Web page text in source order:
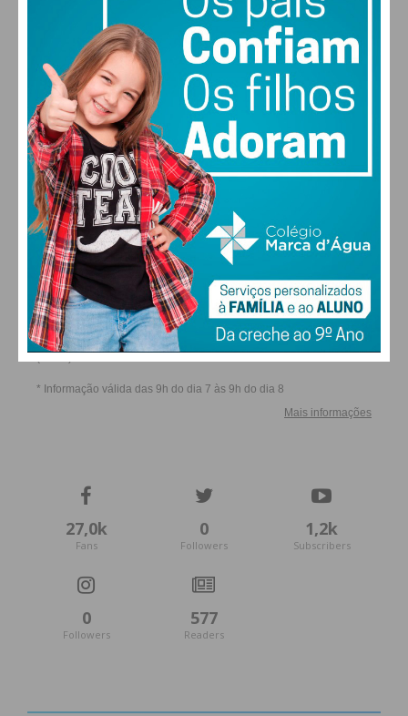
SEX SÁB DOM SEG
ALTERAR
FARMACIAS DE SERVIÇO EM PAÇOS DE
FERREIRA
27,0k
Fans
0
Followers
1,2k
Subscribers
0
Followers
577
Readers